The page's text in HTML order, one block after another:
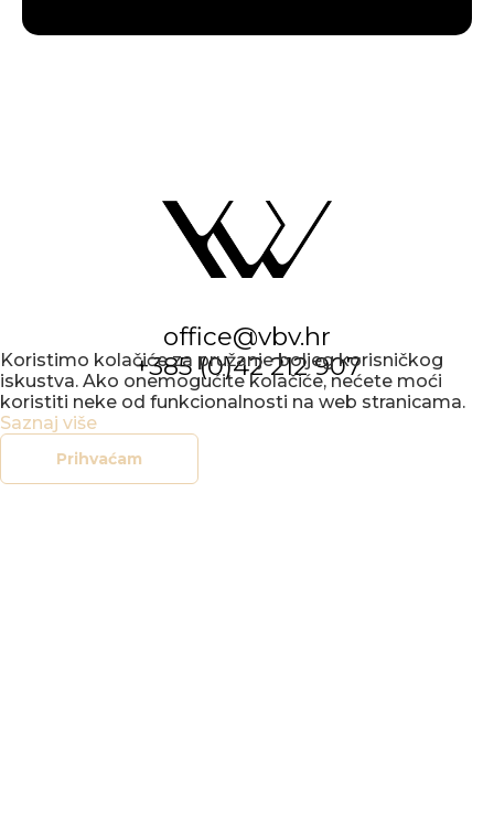
office@vbv.hr
+385 (0)42 212 907
Koristimo kolačiće za pružanje boljeg korisničkog
iskustva. Ako onemogućite kolačiće, nećete moći
koristiti neke od funkcionalnosti na web stranicama.
Saznaj više
Prihvaćam